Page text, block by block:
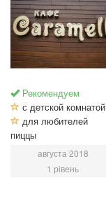
Рекомендуем
с детской комнатой
для любителей
пиццы
августа 2018
1 рівень